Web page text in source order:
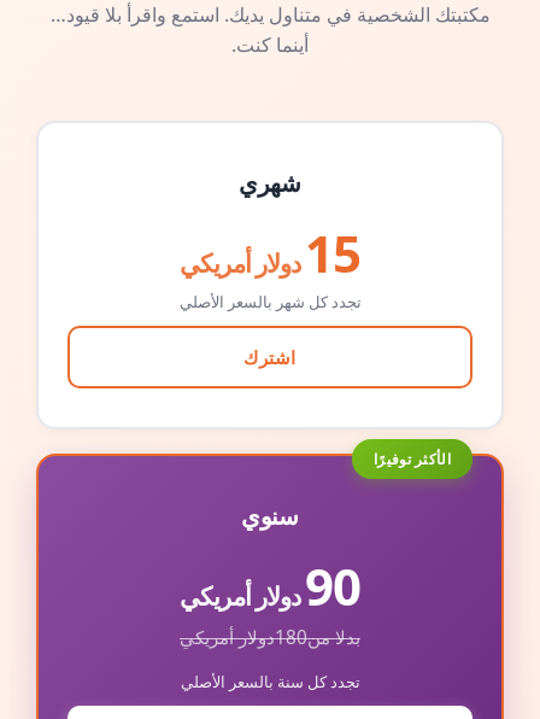
مكتبتك الشخصية في متناول يديك. استمع واقرأ بلا قيود…
أينما كنت.
شهري
15 دولار أمريكي
تجدد كل شهر بالسعر الأصلي
اشترك
الأكثر توفيرًا
سنوي
90دولار أمريكي
بدلا من180دولار أمريكي
تجدد كل سنة بالسعر الأصلي